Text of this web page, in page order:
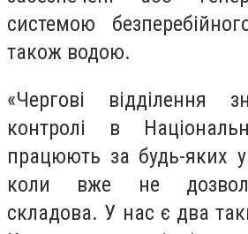
системою
також водою.
«Чергові відділення
контролі в
працюють за будь-яких
коли вже не
складова. У нас є два